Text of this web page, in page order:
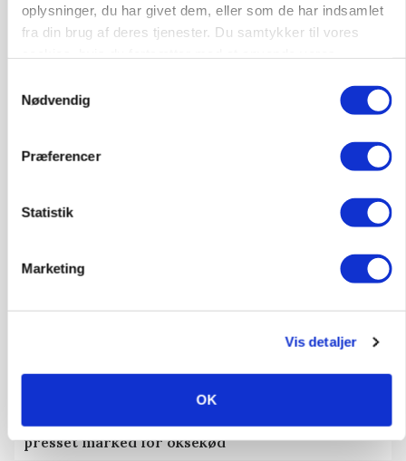
oplysninger, du har givet dem, eller som de har indsamlet
fra din brug af deres tjenester. Du samtykker til vores
Nødvendig
Præferencer
Statistik
Marketing
Vis detaljer
OK
Annonce
Uændret notering: Spæde lyspunkter i fortsat
presset marked for oksekød